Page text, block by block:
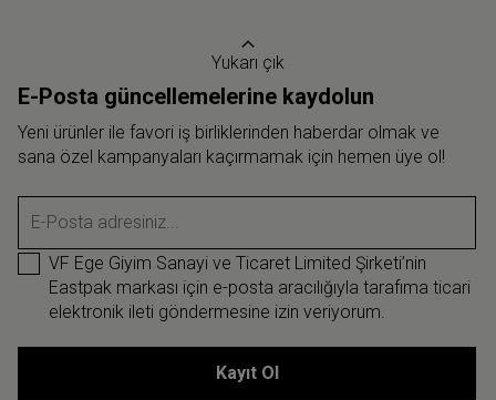
Yukarı çık
E-Posta güncellemelerine kaydolun
Yeni ürünler ile favori iş birliklerinden haberdar olmak ve
sana özel kampanyaları kaçırmamak için hemen üye ol!
E-Posta adresiniz...
VF Ege Giyim Sanayi ve Ticaret Limited Şirketi’nin
Eastpak markası için e-posta aracılığıyla tarafıma ticari
elektronik ileti göndermesine izin veriyorum.
Kayıt Ol